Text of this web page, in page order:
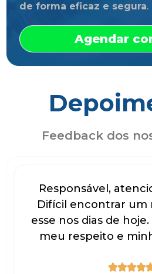
de forma eficaz e segura.
Agendar
Feedback dos
Responsável,
Difícil encontrar um
esse nos dias de
meu respeito e
